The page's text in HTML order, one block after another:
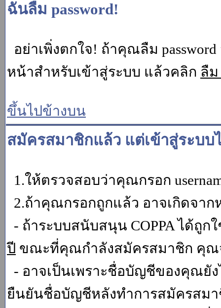
ฉันลืม password!
อย่าเพิ่งตกใจ! ถ้าคุณลืม
หน้าสำหรับเข้าสู่ระบบ แล้วคลิก ลืม
ขึ้นไปข้างบน
สมัครสมาชิกแล้ว แต่เข้าสู่ระบบ
1.ให้ตรวจสอบว่าคุณกรอก
2.ถ้าคุณกรอกถูกแล้ว อาจเกิดจาก
- ถ้าระบบสนับสนุน COPPA ได้ถู
ปี ขณะที่คุณกำลังสมัครสมาชิก คุ
- อาจเป็นเพราะชื่อบัญชีของคุณยั
ยืนยันชื่อบัญชีหลังทำการสมัครสมา